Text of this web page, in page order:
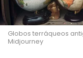
Globos terráqueos
Midjourney